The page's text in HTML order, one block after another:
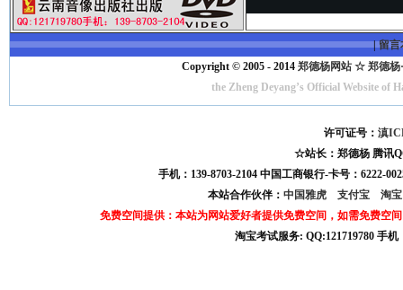
|留言
Copyright © 2005 - 2014 郑德杨网站 ☆ 郑德杨
the Zheng Deyang’s Official Website
许可证号：滇
☆站长：郑德杨 腾讯
手机：139-8703-2104 中国工商银行-卡号：6222-
本站合作伙伴： 中国雅虎 支付宝
淘
免费空间提供：本站为网站爱好者提供免费空间，如需免费空
淘宝考试服务: QQ:121719780 手